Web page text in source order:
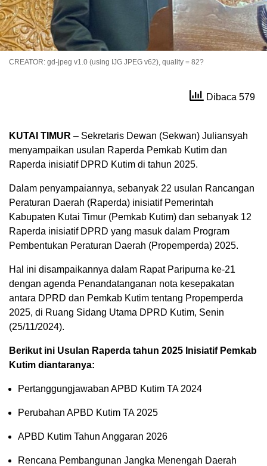
CREATOR: gd-jpeg v1.0 (using IJG JPEG v62), quality = 82?
Dibaca 579
KUTAI TIMUR – Sekretaris Dewan (Sekwan) Juliansyah
menyampaikan usulan Raperda Pemkab Kutim dan
Raperda inisiatif DPRD Kutim di tahun 2025.
Dalam penyampaiannya, sebanyak 22 usulan Rancangan
Peraturan Daerah (Raperda) inisiatif Pemerintah
Kabupaten Kutai Timur (Pemkab Kutim) dan sebanyak 12
Raperda inisiatif DPRD yang masuk dalam Program
Pembentukan Peraturan Daerah (Propemperda) 2025.
Hal ini disampaikannya dalam Rapat Paripurna ke-21
dengan agenda Penandatanganan nota kesepakatan
antara DPRD dan Pemkab Kutim tentang Propemperda
2025, di Ruang Sidang Utama DPRD Kutim, Senin
(25/11/2024).
Berikut ini Usulan Raperda tahun 2025 Inisiatif Pemkab
Kutim diantaranya:
Pertanggungjawaban APBD Kutim TA 2024
Perubahan APBD Kutim TA 2025
APBD Kutim Tahun Anggaran 2026
Rencana Pembangunan Jangka Menengah Daerah